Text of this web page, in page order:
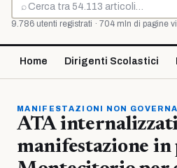
⌕
Cerca
9.786 utenti registrati · 704 mln di pagine
Home Dirigenti Scolastici
MANIFESTAZIONI NON
ATA
manifestazione in